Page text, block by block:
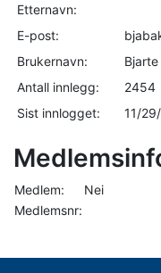
Etternavn:
E-post:
Brukernavn:
Bjarte
Antall innlegg:
2454
Sist innlogget:
11/
Medlem:
Nei
Medlemsnr: